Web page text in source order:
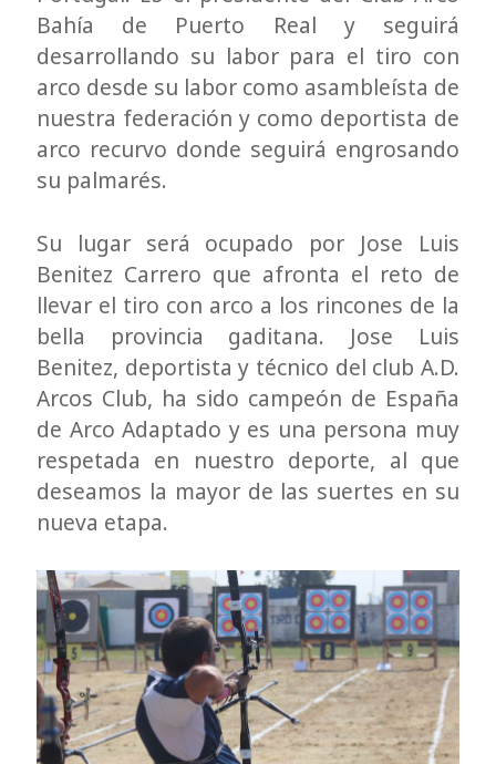
Bahía de Puerto Real y seguirá
desarrollando su labor para el tiro con
arco desde su labor como asambleísta de
nuestra federación y como deportista de
arco recurvo donde seguirá engrosando
su palmarés.
Su lugar será ocupado por Jose Luis
Benitez Carrero que afronta el reto de
llevar el tiro con arco a los rincones de la
bella provincia gaditana. Jose Luis
Benitez, deportista y técnico del club A.D.
Arcos Club, ha sido campeón de España
de Arco Adaptado y es una persona muy
respetada en nuestro deporte, al que
deseamos la mayor de las suertes en su
nueva etapa.